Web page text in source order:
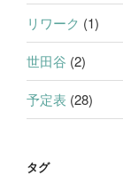
リワーク (1)
世田谷 (2)
予定表 (28)
タグ